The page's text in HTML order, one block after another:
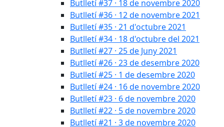
Butlletí #37 · 18 de novembre 2020
Butlletí #36 · 12 de novembre 2021
Butlletí #35 · 21 d'octubre 2021
Butlletí #34 · 18 d'octubre del 2021
Butlletí #27 · 25 de Juny 2021
Butlletí #26 · 23 de desembre 2020
Butlletí #25 · 1 de desembre 2020
Butlletí #24 · 16 de novembre 2020
Butlletí #23 · 6 de novembre 2020
Butlletí #22 · 5 de novembre 2020
Butlletí #21 · 3 de novembre 2020